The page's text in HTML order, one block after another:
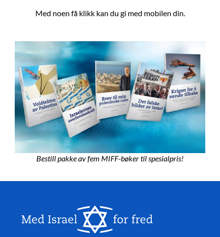
Med noen få klikk kan du gi med mobilen din.
Bestill pakke av fem MIFF-bøker til spesialpris!